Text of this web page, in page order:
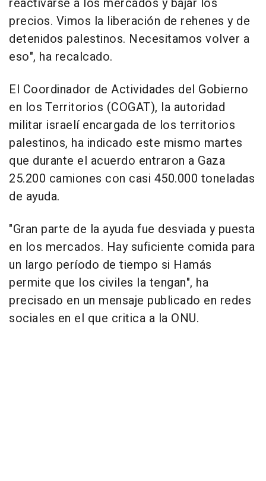
reactivarse a los mercados y bajar los
precios. Vimos la liberación de rehenes y de
detenidos palestinos. Necesitamos volver a
eso", ha recalcado.
El Coordinador de Actividades del Gobierno
en los Territorios (COGAT), la autoridad
militar israelí encargada de los territorios
palestinos, ha indicado este mismo martes
que durante el acuerdo entraron a Gaza
25.200 camiones con casi 450.000 toneladas
de ayuda.
"Gran parte de la ayuda fue desviada y puesta
en los mercados. Hay suficiente comida para
un largo período de tiempo si Hamás
permite que los civiles la tengan", ha
precisado en un mensaje publicado en redes
sociales en el que critica a la ONU.